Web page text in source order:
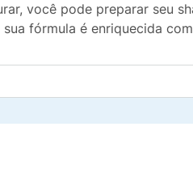
você pode preparar seu
sua fórmula é enriquecida